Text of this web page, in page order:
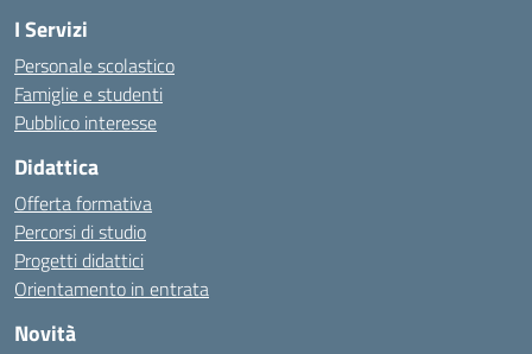
I Servizi
Personale scolastico
Famiglie e studenti
Pubblico interesse
Didattica
Offerta formativa
Percorsi di studio
Progetti didattici
Orientamento in entrata
Novità